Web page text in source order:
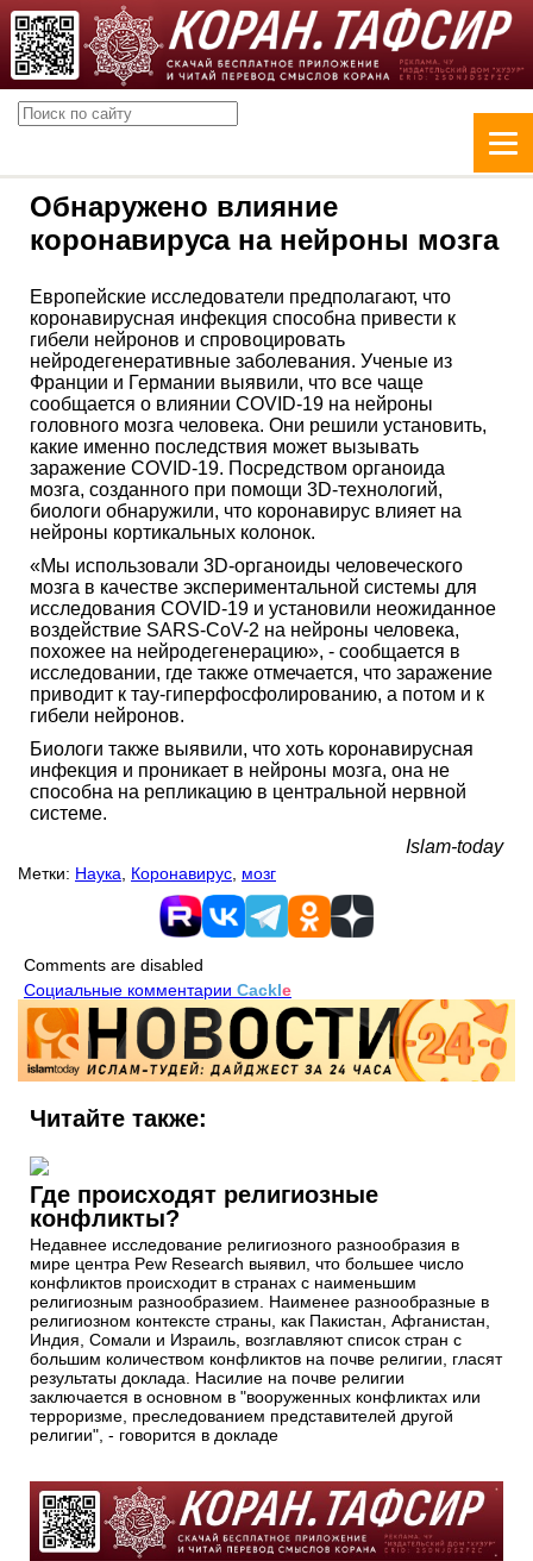
Обнаружено влияние
коронавируса на нейроны мозга
Европейские исследователи предполагают, что
коронавирусная инфекция способна привести к
гибели нейронов и спровоцировать
нейродегенеративные заболевания. Ученые из
Франции и Германии выявили, что все чаще
сообщается о влиянии COVID-19 на нейроны
головного мозга человека. Они решили установить,
какие именно последствия может вызывать
заражение COVID-19. Посредством органоида
мозга, созданного при помощи 3D-технологий,
биологи обнаружили, что коронавирус влияет на
нейроны кортикальных колонок.
«Мы использовали 3D-органоиды человеческого
мозга в качестве экспериментальной системы для
исследования COVID-19 и установили неожиданное
воздействие SARS-CoV-2 на нейроны человека,
похожее на нейродегенерацию», - сообщается в
исследовании, где также отмечается, что заражение
приводит к тау-гиперфосфолированию, а потом и к
гибели нейронов.
Биологи также выявили, что хоть коронавирусная
инфекция и проникает в нейроны мозга, она не
способна на репликацию в центральной нервной
системе.
Islam-today
Метки: Наука Коронавирус мозг
Comments are disabled
Социальные комментарии Cackle
Читайте также:
Где происходят религиозные
конфликты?
Недавнее исследование религиозного разнообразия в
мире центра Pew Research выявил, что большее число
конфликтов происходит в странах с наименьшим
религиозным разнообразием. Наименее разнообразные в
религиозном контексте страны, как Пакистан, Афганистан,
Индия, Сомали и Израиль, возглавляют список стран с
большим количеством конфликтов на почве религии, гласят
результаты доклада. Насилие на почве религии
заключается в основном в "вооруженных конфликтах или
терроризме, преследованием представителей другой
религии", - говорится в докладе